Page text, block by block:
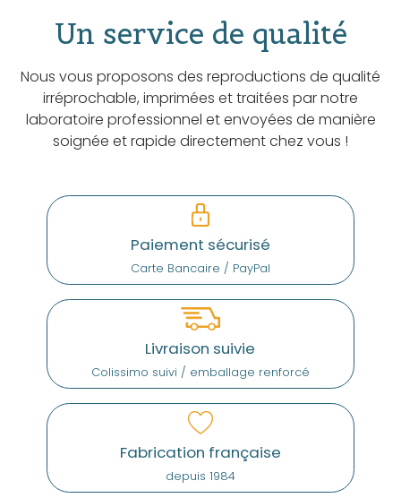
Un service de qualité
Nous vous proposons des reproductions de qualité
irréprochable, imprimées et traitées par notre
laboratoire professionnel et envoyées de manière
soignée et rapide directement chez vous !
Paiement sécurisé
Carte Bancaire / PayPal
Livraison suivie
Colissimo suivi / emballage renforcé
Fabrication française
depuis 1984